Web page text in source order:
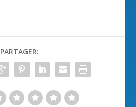
PARTAGER: